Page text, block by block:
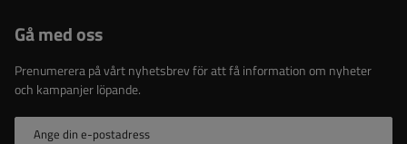
Gå med oss
Prenumerera på vårt nyhetsbrev för att få information om nyheter
och kampanjer löpande.
Ange din e-postadress